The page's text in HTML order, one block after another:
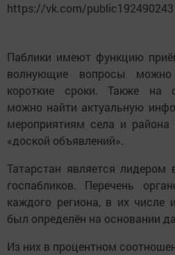
https://vk.com/public192490243
Паблики имеют функцию
волнующие вопросы
короткие сроки. Также на
можно найти актуальную
мероприятиям села и
«доской объявлений».
Татарстан является лидером
госпабликов. Перечень
каждого региона, в их числе
был определён на основании
Из них в процентном